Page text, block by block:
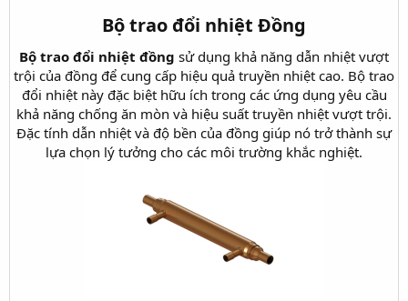
Bộ trao đổi nhiệt Đồng
Bộ trao đổi nhiệt đồng sử dụng khả năng dẫn nhiệt vượt
trội của đồng để cung cấp hiệu quả truyền nhiệt cao. Bộ trao
đổi nhiệt này đặc biệt hữu ích trong các ứng dụng yêu cầu
khả năng chống ăn mòn và hiệu suất truyền nhiệt vượt trội.
Đặc tính dẫn nhiệt và độ bền của đồng giúp nó trở thành sự
lựa chọn lý tưởng cho các môi trường khắc nghiệt.